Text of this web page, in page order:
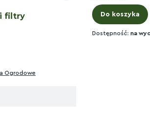
i filtry
Ogrodowe
Do koszyka
Dostępność: na